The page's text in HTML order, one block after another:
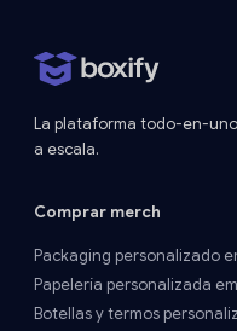
La plataforma todo-en-
a escala.
Comprar merch
Packaging personalizado
Papelería personalizada
Botellas y termos